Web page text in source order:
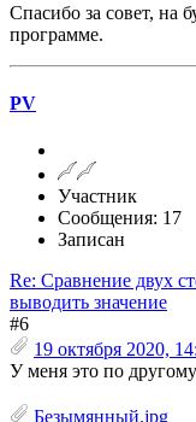
Спасибо за совет, на
программе.
PV
Участник
Сообщения: 17
Записан
Re: Сравнение двух
выводить значение
#6
19 октября 2020,
У меня это по другому
Безымянный.jpg